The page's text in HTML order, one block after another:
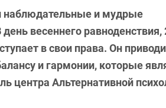
наблюдательные и мудрые
весеннего
в свои права. Он
и гармонии, которые
центра Альтернативной